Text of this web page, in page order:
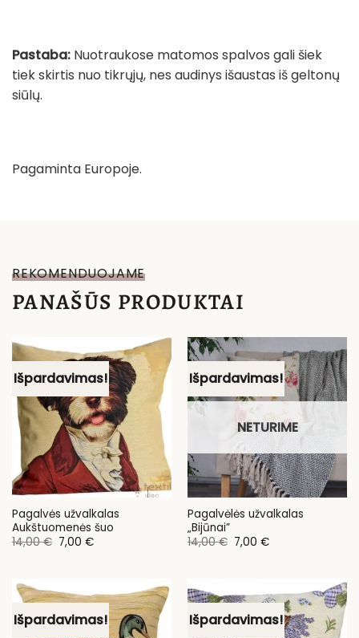
Pastaba: Nuotraukose matomos spalvos gali šiek
tiek skirtis nuo tikrųjų, nes audinys išaustas iš geltonų
siūlų.
Pagaminta Europoje.
REKOMENDUOJAME
PANAŠŪS PRODUKTAI
Išpardavimas!
Pagalvės užvalkalas
Aukštuomenės šuo
14,00€ Original
price
7,00 €Current
Išpardavimas!
NETURIME
Pagalvėlės užvalkalas
„Bijūnai”
14,00€ Original
price
7,00 €Current
Išpardavimas! Išpardavimas!